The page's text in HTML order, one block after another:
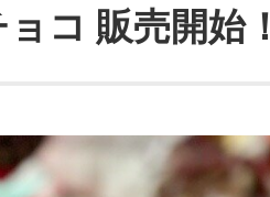
コ 販売開始！